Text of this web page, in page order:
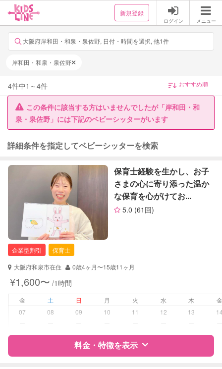
新規登録
ログイン メニュー
大阪府岸和田・和泉・泉佐野, 日付・時間を選択, 他1件
岸和田・和泉・泉佐野
4件中1 ～4件
この条件に該当する方はいませんでしたが「岸和田・和
泉・泉佐野」には下記のベビーシッターがいます
詳細条件を指定してベビーシッターを検索
保育士経験を生かし、お子
さまの心に寄り添った温か
な保育を心がけてお...
5.0 (61回)
企業型割引
保育士
大阪府和泉市在住
0歳4ヶ月〜15歳11ヶ月
¥1,600〜 /1時間
金 土 日 月 火 水 木
07
08 09 10 11 12 13
料金・特徴を表示